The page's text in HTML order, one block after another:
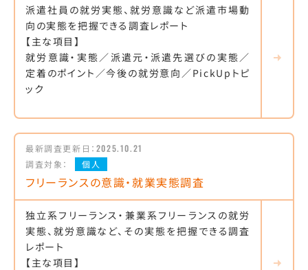
派遣社員の就労実態、就労意識など派遣市場動
向の実態を把握できる調査レポート
【主な項目】
就労意識・実態／派遣元・派遣先選びの実態／
定着のポイント／今後の就労意向／PickUpトピ
ック
最新調査更新日： 2025.10.21
調査対象：
個人
フリーランスの意識・就業実態調査
独立系フリーランス・兼業系フリーランスの就労
実態、就労意識など、その実態を把握できる調査
レポート
【主な項目】